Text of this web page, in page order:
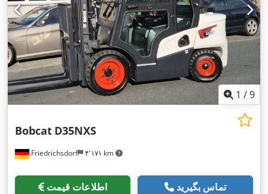
1 /9
Friedrichsdorf ۴٬۱۷۱ km
Bobcat D35NXS
اطلاعات قیمت تماس بگیرید